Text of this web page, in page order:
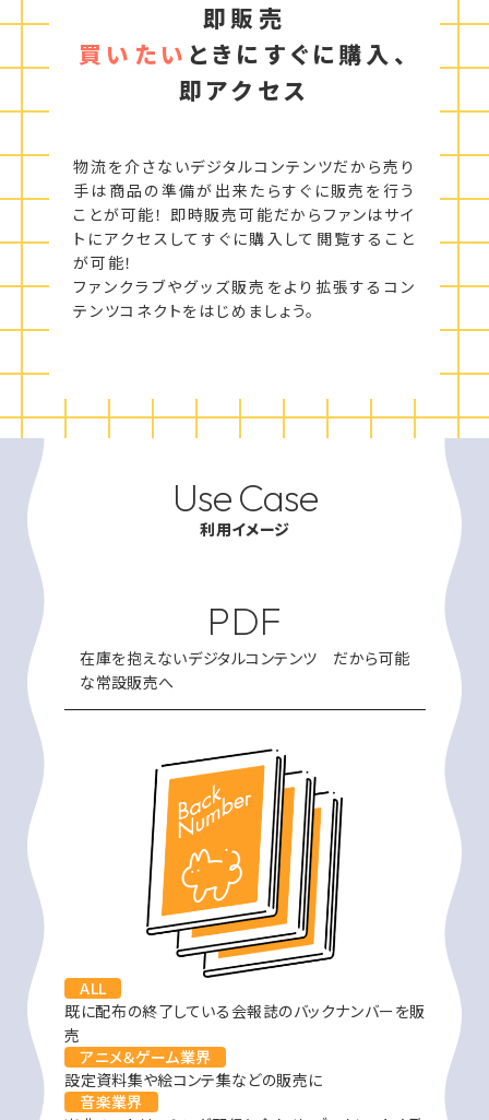
即販売
買いたい ときに すぐに 購入、
即アクセス
物流を介さないデジタルコンテンツだから売り
手は商品の準備が出来たらすぐに販売を行う
ことが可能！ 即時販売可能だからファンはサイ
トにアクセスしてすぐに購入して閲覧すること
が可能！
ファンクラブやグッズ販売をより拡張するコン
テンツコネクトをはじめましょう。
Use Case
利用イメージ
PDF
在庫を抱えないデジタルコンテンツ だから可能
な常設販売へ
ALL
既に配布の終了している会報誌のバックナンバーを販
売
アニメ＆ゲーム業界
設定資料集や絵コンテ集などの販売に
音楽業界